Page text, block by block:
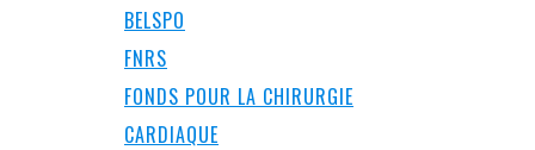
BELSPO
FNRS
FONDS POUR LA CHIRURGIE
CARDIAQUE